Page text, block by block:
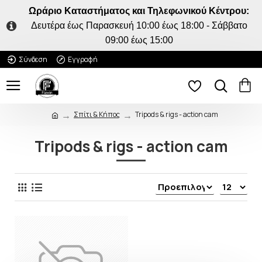
Ωράριο Καταστήματος και Τηλεφωνικού Κέντρου:
Δευτέρα έως Παρασκευή 10:00 έως 18:00 - Σάββατο
09:00 έως 15:00
Σύνδεση
Εγγραφή
Σπίτι & Κήπος Tripods & rigs - action cam
Tripods & rigs - action cam